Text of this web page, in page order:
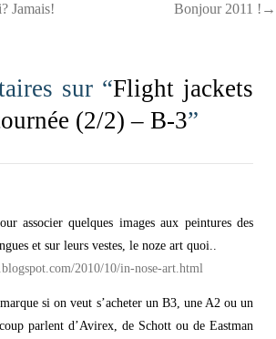
Jamais! Bonjour 2011 !→
sur “Flight jackets
(2/2) – B-3”
associer quelques images aux peintures des
et sur leurs vestes, le noze art quoi..
2010/10/in-nose-art.html
si on veut s’acheter un B3, une A2 ou un
parlent d’Avirex, de Schott ou de Eastman